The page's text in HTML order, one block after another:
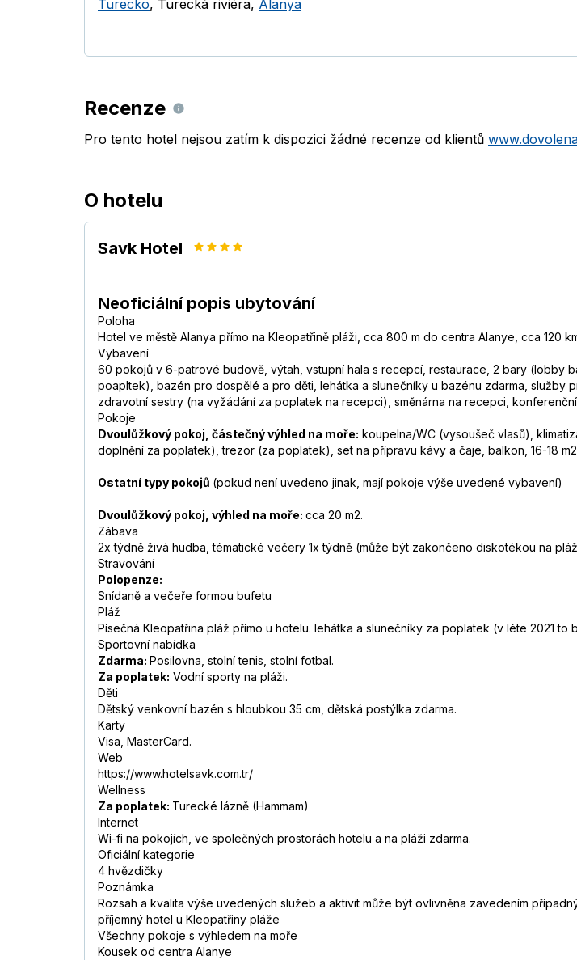
Turecko, Turecká riviéra, Alanya
Recenze
Pro tento hotel nejsou zatím k dispozici žádné recenze od klientů
O hotelu
Savk Hotel
Neoficiální popis ubytování
Poloha
Hotel ve městě Alanya přímo na Kleopatřině pláži, cca 800 m do centra Alanye, cca 120
Vybavení
60 pokojů v 6-patrové budově, výtah, vstupní hala s recepcí, restaurace, 2 bary (lobby
poapltek), bazén pro dospělé a pro děti, lehátka a slunečníky u bazénu zdarma,
zdravotní sestry (na vyžádání za poplatek na recepci), směnárna na recepci,
Pokoje
Dvoulůžkový pokoj, částečný výhled na moře: koupelna/WC (vysoušeč vlasů),
doplnění za poplatek), trezor (za poplatek), set na přípravu kávy a čaje, balkon, 16-18
Ostatní typy pokojů (pokud není uvedeno jinak, mají pokoje výše uvedené vybavení)
Dvoulůžkový pokoj, výhled na moře: cca 20 m2.
Zábava
2x týdně živá hudba, tématické večery 1x týdně (může být zakončeno diskotékou na
Stravování
Polopenze:
Snídaně a večeře formou bufetu
Pláž
Písečná Kleopatřina pláž přímo u hotelu. lehátka a slunečníky za poplatek (v léte 2021 to
Sportovní nabídka
Zdarma: Posilovna, stolní tenis, stolní fotbal.
Za poplatek: Vodní sporty na pláži.
Děti
Dětský venkovní bazén s hloubkou 35 cm, dětská postýlka zdarma.
Karty
Visa, MasterCard.
Web
https://www.hotelsavk.com.tr/
Wellness
Za poplatek: Turecké lázně (Hammam)
Internet
Wi-fi na pokojích, ve společných prostorách hotelu a na pláži zdarma.
Oficiální kategorie
4 hvězdičky
Poznámka
Rozsah a kvalita výše uvedených služeb a aktivit může být ovlivněna zavedením
příjemný hotel u Kleopatřiny pláže
Všechny pokoje s výhledem na moře
Kousek od centra Alanye